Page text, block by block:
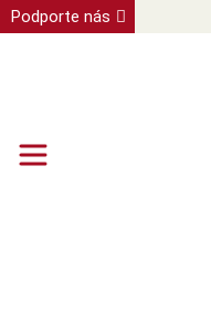
Podporte nás